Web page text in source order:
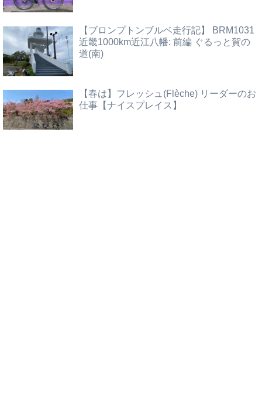
【ブロンプトンブルベ走行記】 BRM1031
近畿1000km近江八幡: 前編 ぐるっと賀の
道(南)
【春は】フレッシュ(Flèche) リーダーのお
仕事【ナイスプレイス】